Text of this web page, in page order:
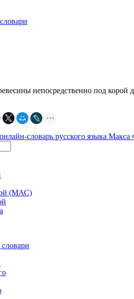
непосредственно под корой
словарь русского языка Макса
(МАС)